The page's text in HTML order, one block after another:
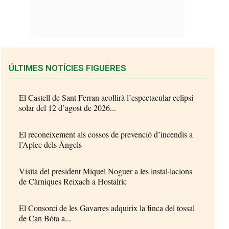
ÚLTIMES NOTÍCIES FIGUERES
El Castell de Sant Ferran acollirà l’espectacular eclipsi
solar del 12 d’agost de 2026...
El reconeixement als cossos de prevenció d’incendis a
l’Aplec dels Àngels
Visita del president Miquel Noguer a les instal·lacions
de Càrniques Reixach a Hostalric
El Consorci de les Gavarres adquirix la finca del tossal
de Can Bóta a...